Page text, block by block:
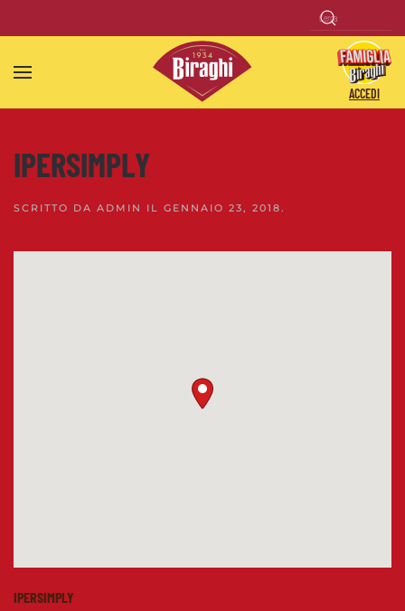
Skip to main content
ACCEDI
IPERSIMPLY
SCRITTO DA ADMIN IL GENNAIO 23, 2018.
IPERSIMPLY